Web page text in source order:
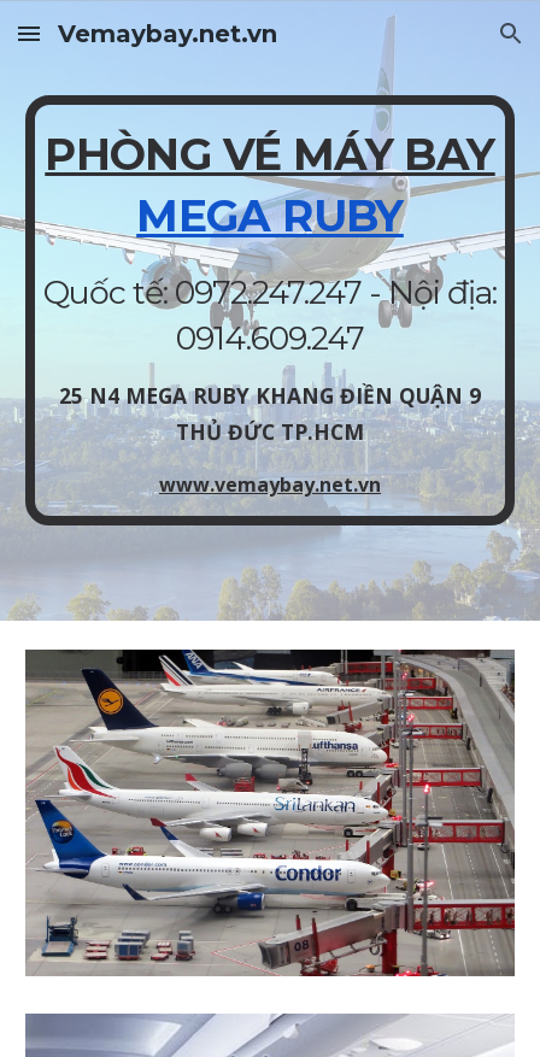
Skip to main content Skip to navigation
Vemaybay.net.vn
PHÒNG VÉ MÁY BAY
MEGA RUBY
Quốc tế: 0972.247.247 - Nội địa:
0914.609.247
25 N4 MEGA RUBY KHANG ĐIỀN QUẬN 9
THỦ ĐỨC TP.HCM
www.vemaybay.net.vn